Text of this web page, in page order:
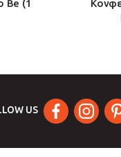
Be (1
US